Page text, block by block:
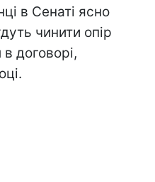
в Сенаті ясно
чинити опір
договорі,